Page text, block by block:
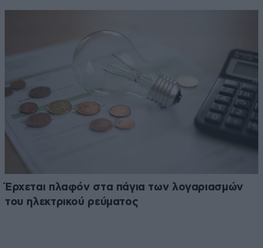
Έρχεται πλαφόν στα πάγια των λογαριασμών
του ηλεκτρικού ρεύματος